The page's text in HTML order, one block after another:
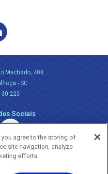
Machado, 408
- SC
220
Sociais
you agree to the storing of
site navigation, analyze
efforts.